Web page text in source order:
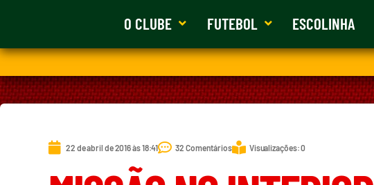
O CLUBE FUTEBOL ESCOLINHA
22 de abril de 2016 às 18:41 32 Comentários Visualizações: 0